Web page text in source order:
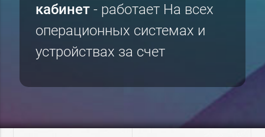
кабинет- работает На всех
операционных системах и
устройствах за счет